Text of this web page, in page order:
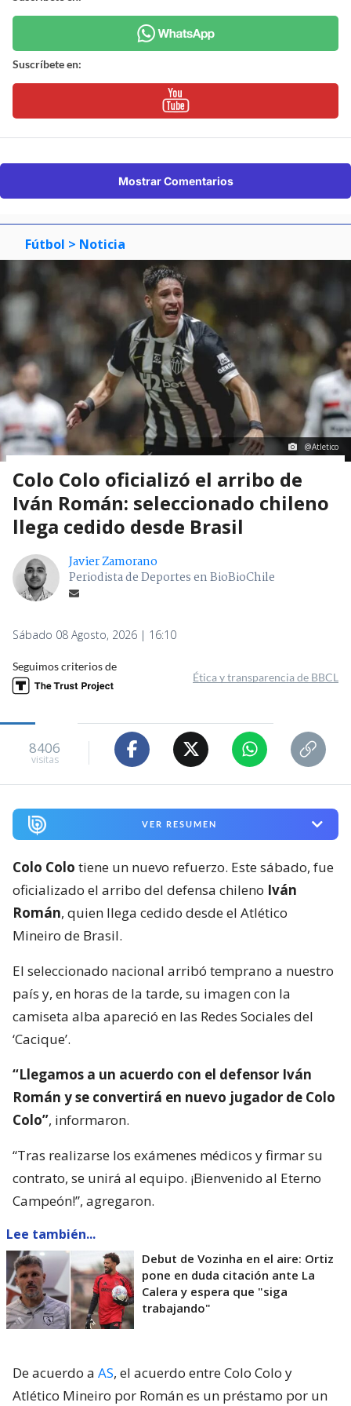
Suscríbete en:
Mostrar Comentarios
Fútbol > Noticia
@Atletico
Colo Colo oficializó el arribo de
Iván Román: seleccionado chileno
llega cedido desde Brasil
Javier Zamorano
Periodista de Deportes en BioBioChile
Sábado 08 Agosto, 2026 | 16:10
Seguimos criterios de
Ética y transparencia de BBCL
8406
visitas
VER RESUMEN
Colo Colo tiene un nuevo refuerzo. Este sábado, fue
oficializado el arribo del defensa chileno Iván
Román, quien llega cedido desde el Atlético
Mineiro de Brasil.
El seleccionado nacional arribó temprano a nuestro
país y, en horas de la tarde, su imagen con la
camiseta alba apareció en las Redes Sociales del
‘Cacique’.
“Llegamos a un acuerdo con el defensor Iván
Román y se convertirá en nuevo jugador de Colo
Colo”, informaron.
“Tras realizarse los exámenes médicos y firmar su
contrato, se unirá al equipo. ¡Bienvenido al Eterno
Campeón!”, agregaron.
Lee también...
Debut de Vozinha en el aire: Ortiz
pone en duda citación ante La
Calera y espera que "siga
trabajando"
De acuerdo a AS, el acuerdo entre Colo Colo y
Atlético Mineiro por Román es un préstamo por un